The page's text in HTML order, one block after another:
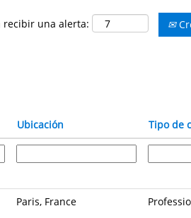
recibir una alerta:
Ubicación Tipo de
Paris, France